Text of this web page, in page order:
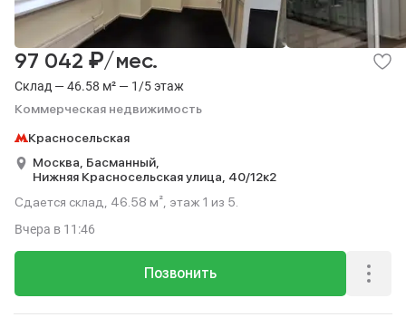
Склад — 46.58 м² — 1/5 этаж
Коммерческая недвижимость
97 042 ₽/мес.
Красносельская
Москва, Басманный,
Нижняя Красносельская улица, 40/12к2
Сдается склад, 46.58 м², этаж 1 из 5.
Позвонить
Вчера в 11:46